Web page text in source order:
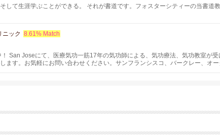
して生涯学ぶことができる。 それが書道です。フォスターシティーの当書道
ニック 8.61% Match
San Joseにて、医療気功一筋17年の気功師による、気功療法、気功教室が
ます。お気軽にお問い合わせください。サンフランシスコ、バークレー、オ